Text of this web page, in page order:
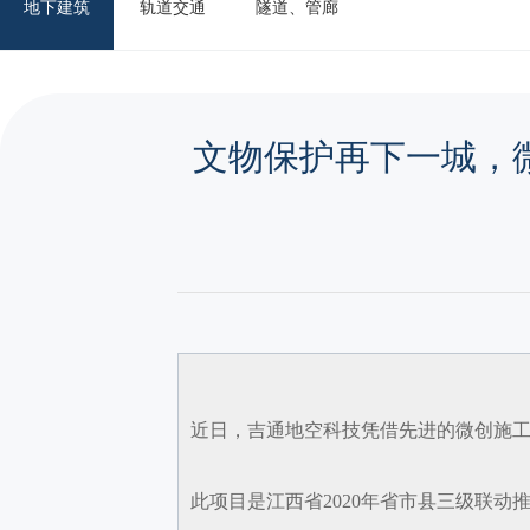
地下建筑 轨道交通 隧道、管廊
文物保护再下一城，
近日，吉通地空科技凭借先进的微创施
此项目是江西省2020年省市县三级联动